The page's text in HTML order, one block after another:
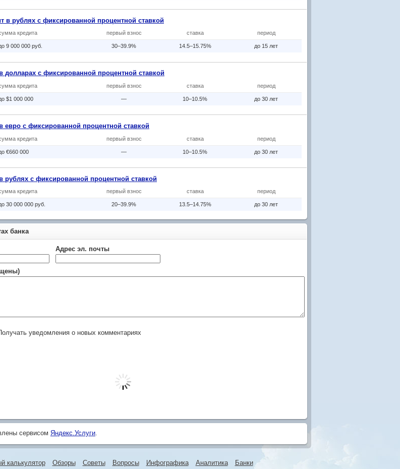
в рублях с фиксированной процентной ставкой
кредита первый взнос ставка период
9 000 000 руб. 30–39.9% 14.5–15.75% до 15 лет
долларах с фиксированной процентной ставкой
кредита первый взнос ставка период
$1 000 000 — 10–10.5% до 30 лет
евро с фиксированной процентной ставкой
кредита первый взнос ставка период
€660 000 — 10–10.5% до 30 лет
рублях с фиксированной процентной ставкой
кредита первый взнос ставка период
30 000 000 руб. 20–39.9% 13.5–14.75% до 30 лет
банка
Адрес эл. почты
уведомления о новых комментариях
сервисом Яндекс.Услуги.
калькулятор Обзоры Советы Вопросы Инфографика Аналитика Банки